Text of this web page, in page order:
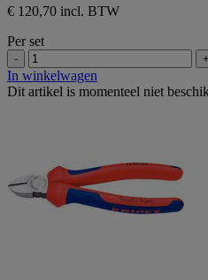
€ 120,70 incl. BTW
Per set
- +
In winkelwagen
Dit artikel is momenteel niet